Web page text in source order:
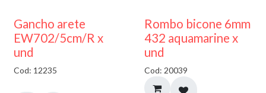
Gancho arete
EW702/5cm/R x
und
Cod: 12235 50% DESCUENTO
Rombo bicone 6mm
432 aquamarine x
und
Cod: 20039